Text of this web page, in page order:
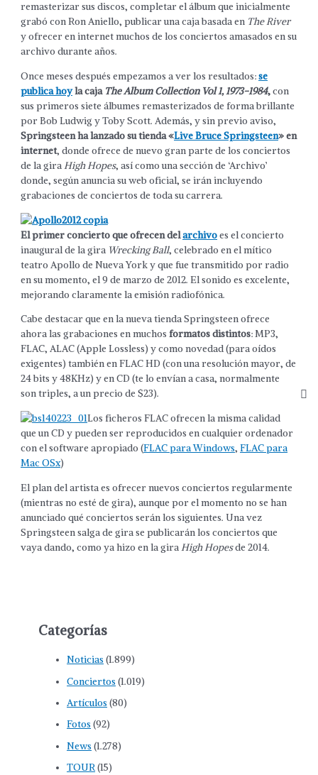
remasterizar sus discos, completar el álbum que inicialmente
grabó con Ron Aniello, publicar una caja basada en The River
y ofrecer en internet muchos de los conciertos amasados en su
archivo durante años.
Once meses después empezamos a ver los resultados:se
publica hoyla caja The Album Collection Vol 1, 1973-1984,con
sus primeros siete álbumes remasterizados de forma brillante
por Bob Ludwig y Toby Scott. Además, y sin previo aviso,
Springsteen ha lanzado su tienda «Live Bruce Springsteen» en
internet, donde ofrece de nuevo gran parte de los conciertos
de la giraHigh Hopes, así como una sección de ‘Archivo’
donde, según anuncia su web oficial, se irán incluyendo
grabaciones de conciertos de toda su carrera.
El primer concierto que ofrecen delarchivoes el concierto
inaugural de la gira Wrecking Ball, celebrado en el mítico
teatro Apollo de Nueva York y que fue transmitido por radio
en su momento, el 9 de marzo de 2012. El sonido es excelente,
mejorando claramente la emisión radiofónica.
Cabe destacar que en la nueva tienda Springsteen ofrece
ahora las grabaciones en muchos formatos distintos: MP3,
FLAC, ALAC (Apple Lossless) y como novedad (para oídos
exigentes) también en FLAC HD (con una resolución mayor, de
24 bits y 48KHz) y en CD (te lo envían a casa, normalmente
son triples, a un precio de $23).
Los ficheros FLAC ofrecen la misma calidad
que un CD y pueden ser reproducidos en cualquier ordenador
con el software apropiado (FLAC para Windows,FLAC para
Mac OSx)
El plan del artista es ofrecer nuevos conciertos regularmente
(mientras no esté de gira), aunque por el momento no se han
anunciado qué conciertos serán los siguientes. Una vez
Springsteen salga de gira se publicarán los conciertos que
vaya dando, como ya hizo en la giraHigh Hopesde 2014.
Categorías
Noticias (1.899)
Conciertos (1.019)
Artículos (80)
Fotos (92)
News (1.278)
TOUR(15)